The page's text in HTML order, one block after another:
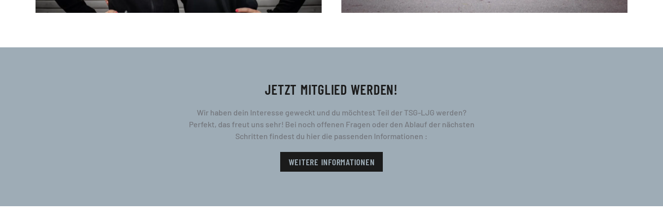
JETZT MITGLIED WERDEN!
Wir haben dein Interesse geweckt und du möchtest Teil der TSG-LJG werden?
Perfekt, das freut uns sehr! Bei noch offenen Fragen oder den Ablauf der nächsten
Schritten findest du hier die passenden Informationen :
WEITERE INFORMATIONEN